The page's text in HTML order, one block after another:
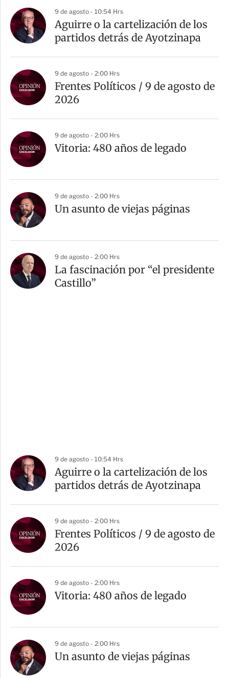
a
r
t
9 de agosto - 10:54 Hrs
Aguirre o la cartelización de los
partidos detrás de Ayotzinapa
9 de agosto - 2:00 Hrs
Frentes Políticos / 9 de agosto de
2026
9 de agosto - 2:00 Hrs
Vitoria: 480 años de legado
9 de agosto - 2:00 Hrs
Un asunto de viejas páginas
9 de agosto - 2:00 Hrs
La fascinación por “el presidente
Castillo”
9 de agosto - 10:54 Hrs
Aguirre o la cartelización de los
partidos detrás de Ayotzinapa
9 de agosto - 2:00 Hrs
Frentes Políticos / 9 de agosto de
2026
9 de agosto - 2:00 Hrs
Vitoria: 480 años de legado
9 de agosto - 2:00 Hrs
Un asunto de viejas páginas